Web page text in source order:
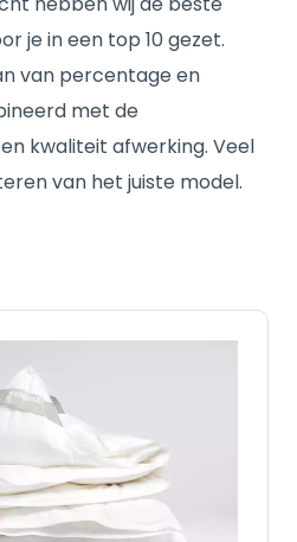
je in een top 10 gezet.
van percentage en
met de
kwaliteit afwerking. Veel
van het juiste model.